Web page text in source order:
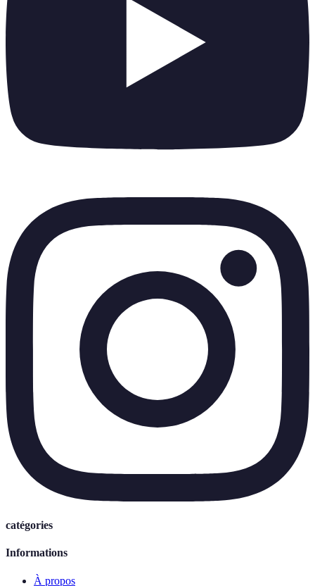
catégories
Informations
À propos